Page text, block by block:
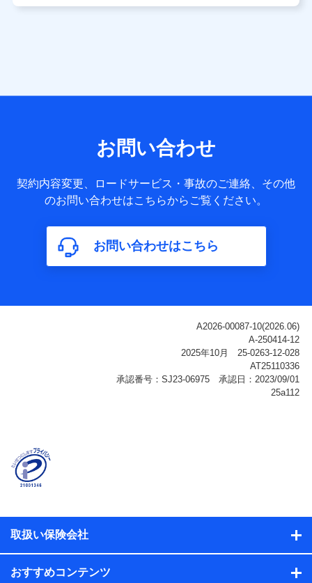
用します。
サービス提供等を通じて取得した、以下の情報などの個人デ
基本情報
氏名、電話番号、メールアドレス、お客さまの識別子、
属性、連絡先、dポイントサービスのご利用に関する情
構成、住所、dポイント残高、dポイント利用履歴などが
含まれます。
利用情報
ご契約状態・ご利用履歴インターネット利用時の行動に
関する情報、アプリケーション利用時の行動に関する情
報、購入されたサービスや商品の名称・購入場所・決済
に関する情報、アンケートの回答に関する情報などが含
名、住所、生年月日、性別、保険契約者と被保険者の関
係、保険加入の目的、保険商品の内容、保険料、保険料
のお支払方法、車のメーカーや走行距離などの情報、建
ル内容や送信履歴の情報及び保険の更改案内等を提供し
保険契約情報
お問い合わせ
契約内容変更、ロードサービス・事故のご連絡、その他
のお問い合わせはこちらからご覧ください。
お問い合わせはこちら
取扱い保険会社
おすすめコンテンツ